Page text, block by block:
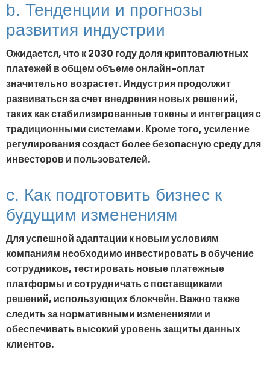
b. Тенденции и прогнозы
развития индустрии
Ожидается, что к 2030 году доля криптовалютных
платежей в общем объеме онлайн-оплат
значительно возрастет. Индустрия продолжит
развиваться за счет внедрения новых решений,
таких как стабилизированные токены и интеграция с
традиционными системами. Кроме того, усиление
регулирования создаст более безопасную среду для
инвесторов и пользователей.
c. Как подготовить бизнес к
будущим изменениям
Для успешной адаптации к новым условиям
компаниям необходимо инвестировать в обучение
сотрудников, тестировать новые платежные
платформы и сотрудничать с поставщиками
решений, использующих блокчейн. Важно также
следить за нормативными изменениями и
обеспечивать высокий уровень защиты данных
клиентов.